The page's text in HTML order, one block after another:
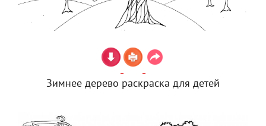
Зимнее дерево раскраска для детей